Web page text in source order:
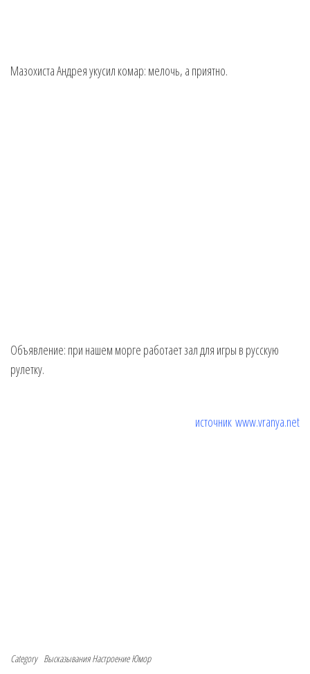
Мазохиста Андрея укусил комар: мелочь, а приятно.
Объявление: при нашем морге работает зал для игры в русскую
рулетку.
источник www.vranya.net
Category Высказывания Настроение Юмор